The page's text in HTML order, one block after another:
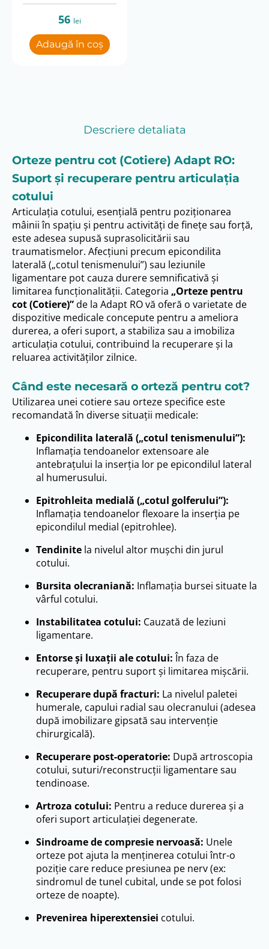
56 lei
Adaugă în coș
Descriere detaliata
Orteze pentru cot (Cotiere) Adapt RO:
Suport și recuperare pentru articulația
cotului
Articulația cotului, esențială pentru poziționarea
mâinii în spațiu și pentru activități de finețe sau forță,
este adesea supusă suprasolicitării sau
traumatismelor. Afecțiuni precum epicondilita
laterală („cotul tenismenului”) sau leziunile
ligamentare pot cauza durere semnificativă și
limitarea funcționalității. Categoria „Orteze pentru
cot (Cotiere)”de la Adapt RO vă oferă o varietate de
dispozitive medicale concepute pentru a ameliora
durerea, a oferi suport, a stabiliza sau a imobiliza
articulația cotului, contribuind la recuperare și la
reluarea activităților zilnice.
Când este necesară o orteză pentru cot?
Utilizarea unei cotiere sau orteze specifice este
recomandată în diverse situații medicale:
Epicondilita laterală („cotul tenismenului”):
Inflamația tendoanelor extensoare ale
antebrațului la inserția lor pe epicondilul lateral
al humerusului.
Epitrohleita medială („cotul golferului”):
Inflamația tendoanelor flexoare la inserția pe
epicondilul medial (epitrohlee).
Tendinite la nivelul altor mușchi din jurul
cotului.
Bursita olecraniană: Inflamația bursei situate la
vârful cotului.
Instabilitatea cotului: Cauzată de leziuni
ligamentare.
Entorse și luxații ale cotului:În faza de
recuperare, pentru suport și limitarea mișcării.
Recuperare după fracturi: La nivelul paletei
humerale, capului radial sau olecranului (adesea
după imobilizare gipsată sau intervenție
chirurgicală).
Recuperare post-operatorie: După artroscopia
cotului, suturi/reconstrucții ligamentare sau
tendinoase.
Artroza cotului: Pentru a reduce durerea și a
oferi suport articulației degenerate.
Sindroame de compresie nervoasă: Unele
orteze pot ajuta la menținerea cotului într-o
poziție care reduce presiunea pe nerv (ex:
sindromul de tunel cubital, unde se pot folosi
orteze de noapte).
Prevenirea hiperextensiei cotului.